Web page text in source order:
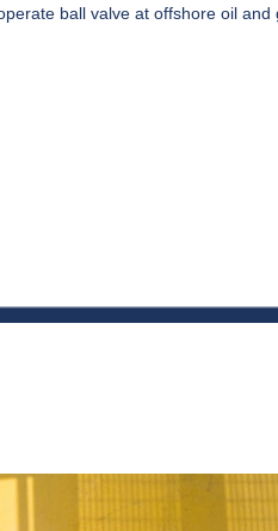
ball valve at offshore oil